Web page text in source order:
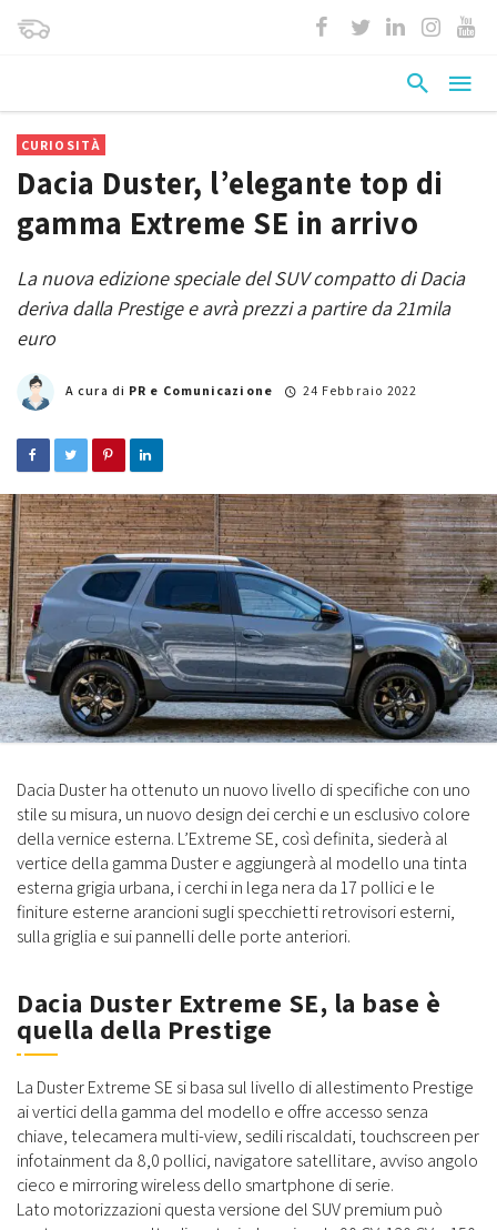
CURIOSITÀ
Dacia Duster, l’elegante top di
gamma Extreme SE in arrivo
La nuova edizione speciale del SUV compatto di Dacia
deriva dalla Prestige e avrà prezzi a partire da 21mila
euro
A cura di PR e Comunicazione 24 Febbraio 2022
Dacia Duster ha ottenuto un nuovo livello di specifiche con uno
stile su misura, un nuovo design dei cerchi e un esclusivo colore
della vernice esterna. L’Extreme SE, così definita, siederà al
vertice della gamma Duster e aggiungerà al modello una tinta
esterna grigia urbana, i cerchi in lega nera da 17 pollici e le
finiture esterne arancioni sugli specchietti retrovisori esterni,
sulla griglia e sui pannelli delle porte anteriori.
Dacia Duster Extreme SE, la base è
quella della Prestige
La Duster Extreme SE si basa sul livello di allestimento Prestige
ai vertici della gamma del modello e offre accesso senza
chiave, telecamera multi-view, sedili riscaldati, touchscreen per
infotainment da 8,0 pollici, navigatore satellitare, avviso angolo
cieco e mirroring wireless dello smartphone di serie.
Lato motorizzazioni questa versione del SUV premium può